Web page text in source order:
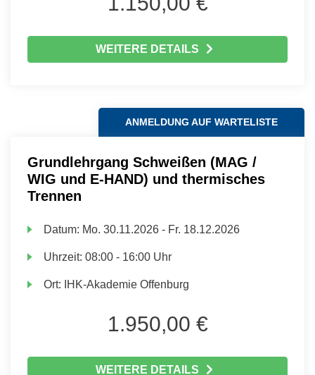
WEITERE DETAILS
ANMELDUNG AUF WARTELISTE
Grundlehrgang Schweißen (MAG /
WIG und E-HAND) und thermisches
Trennen
Datum: Mo. 30.11.2026 - Fr. 18.12.2026
Uhrzeit:08:00 - 16:00 Uhr
Ort: IHK-Akademie Offenburg
1.950,00 €
WEITERE DETAILS